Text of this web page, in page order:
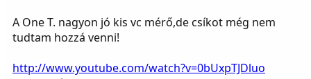
A One T. nagyon jó kis vc mérő,de csíkot még nem
tudtam hozzá venni!
http://www.youtube.com/watch?v=0bUxpTJDluo